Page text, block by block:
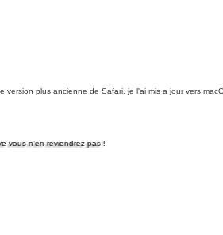
plus ancienne de Safari, je l'ai mis a jour vers
pas !